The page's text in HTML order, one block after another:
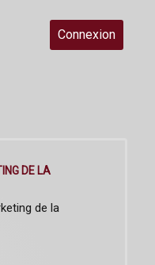
Connexion
DE LA
de la